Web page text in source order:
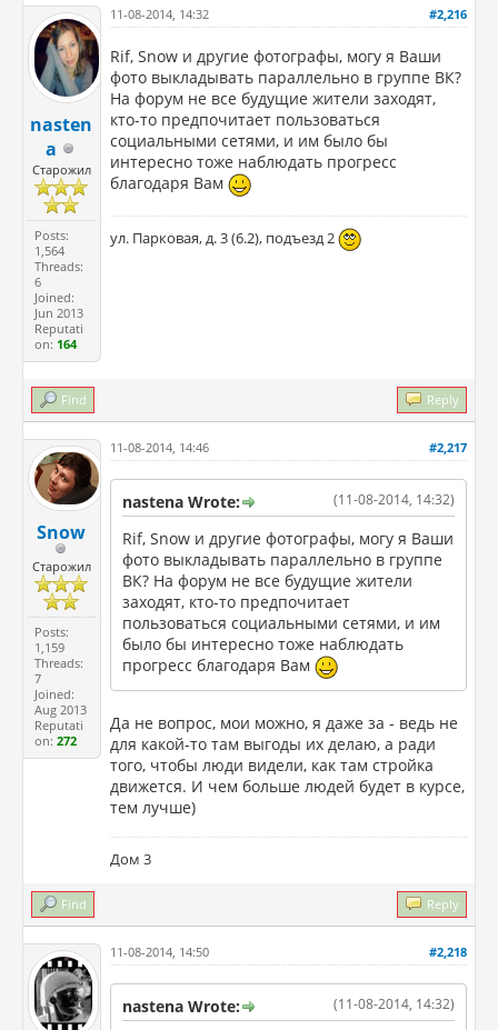
nasten
a
Старожил
Posts:
1,564
Threads:
6
Joined:
Jun 2013
Reputati
on: 164
#2,216
11-08-2014, 14:32
Rif, Snow и другие фотографы, могу я Ваши
фото выкладывать параллельно в группе ВК?
На форум не все будущие жители заходят,
кто-то предпочитает пользоваться
социальными сетями, и им было бы
интересно тоже наблюдать прогресс
благодаря Вам
ул. Парковая, д. 3 (6.2), подъезд 2
Find Reply
Snow
Старожил
Posts:
1,159
Threads:
7
Joined:
Aug 2013
Reputati
on:272
#2,217
11-08-2014, 14:46
(11-08-2014, 14:32)
nastena Wrote:
Rif, Snow и другие фотографы, могу я Ваши
фото выкладывать параллельно в группе
ВК? На форум не все будущие жители
заходят, кто-то предпочитает
пользоваться социальными сетями, и им
было бы интересно тоже наблюдать
прогресс благодаря Вам
Да не вопрос, мои можно, я даже за - ведь не
для какой-то там выгоды их делаю, а ради
того, чтобы люди видели, как там стройка
движется. И чем больше людей будет в курсе,
тем лучше)
Дом 3
Find Reply
#2,218
11-08-2014, 14:50
(11-08-2014, 14:32)
nastena Wrote: